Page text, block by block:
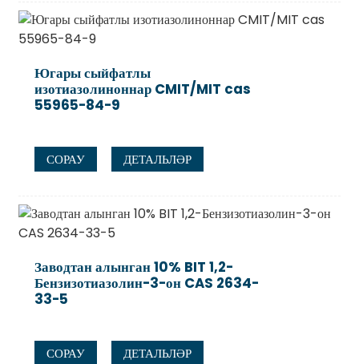
Югары сыйфатлы
изотиазолиноннар CMIT/MIT cas
55965-84-9
СОРАУ ДЕТАЛЬЛӘР
Заводтан алынган 10% BIT 1,2-
Бензизотиазолин-3-он CAS 2634-
33-5
СОРАУ ДЕТАЛЬЛӘР